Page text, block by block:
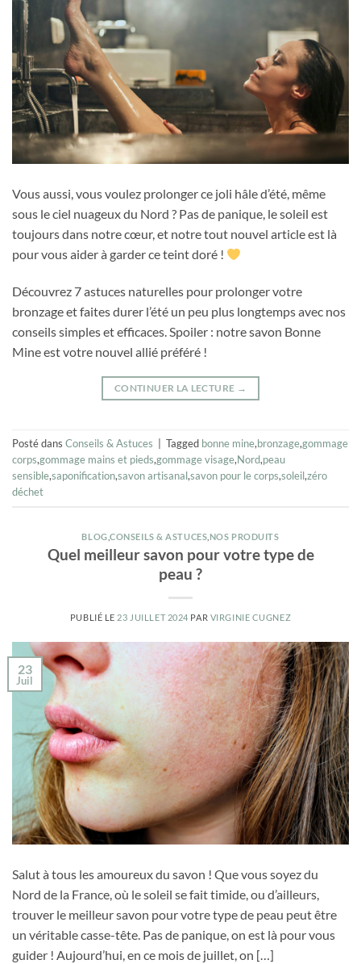
Vous aussi, vous voulez prolonger ce joli hâle d’été, même
sous le ciel nuageux du Nord ? Pas de panique, le soleil est
toujours dans notre cœur, et notre tout nouvel article est là
pour vous aider à garder ce teint doré !
Découvrez 7 astuces naturelles pour prolonger votre
bronzage et faites durer l’été un peu plus longtemps avec nos
conseils simples et efficaces. Spoiler : notre savon Bonne
Mine est votre nouvel allié préféré !
CONTINUER LA LECTURE →
Posté dans Conseils & Astuces Tagged bonne mine,bronzage,gommage
corps,gommage mains et pieds,gommage visage,Nord,peau
sensible,saponification,savon artisanal,savon pour le corps,soleil,zéro
déchet
BLOG ,CONSEILS & ASTUCES NOS PRODUITS
Quel meilleur savon pour votre type de
peau ?
PUBLIÉ LE 23 JUILLET 2024 PAR VIRGINIE CUGNEZ
23
Juil
Salut à tous les amoureux du savon ! Que vous soyez du
Nord de la France, où le soleil se fait timide, ou d’ailleurs,
trouver le meilleur savon pour votre type de peau peut être
un véritable casse-tête. Pas de panique, on est là pour vous
guider ! Aujourd’hui, en ce mois de juillet, on […]